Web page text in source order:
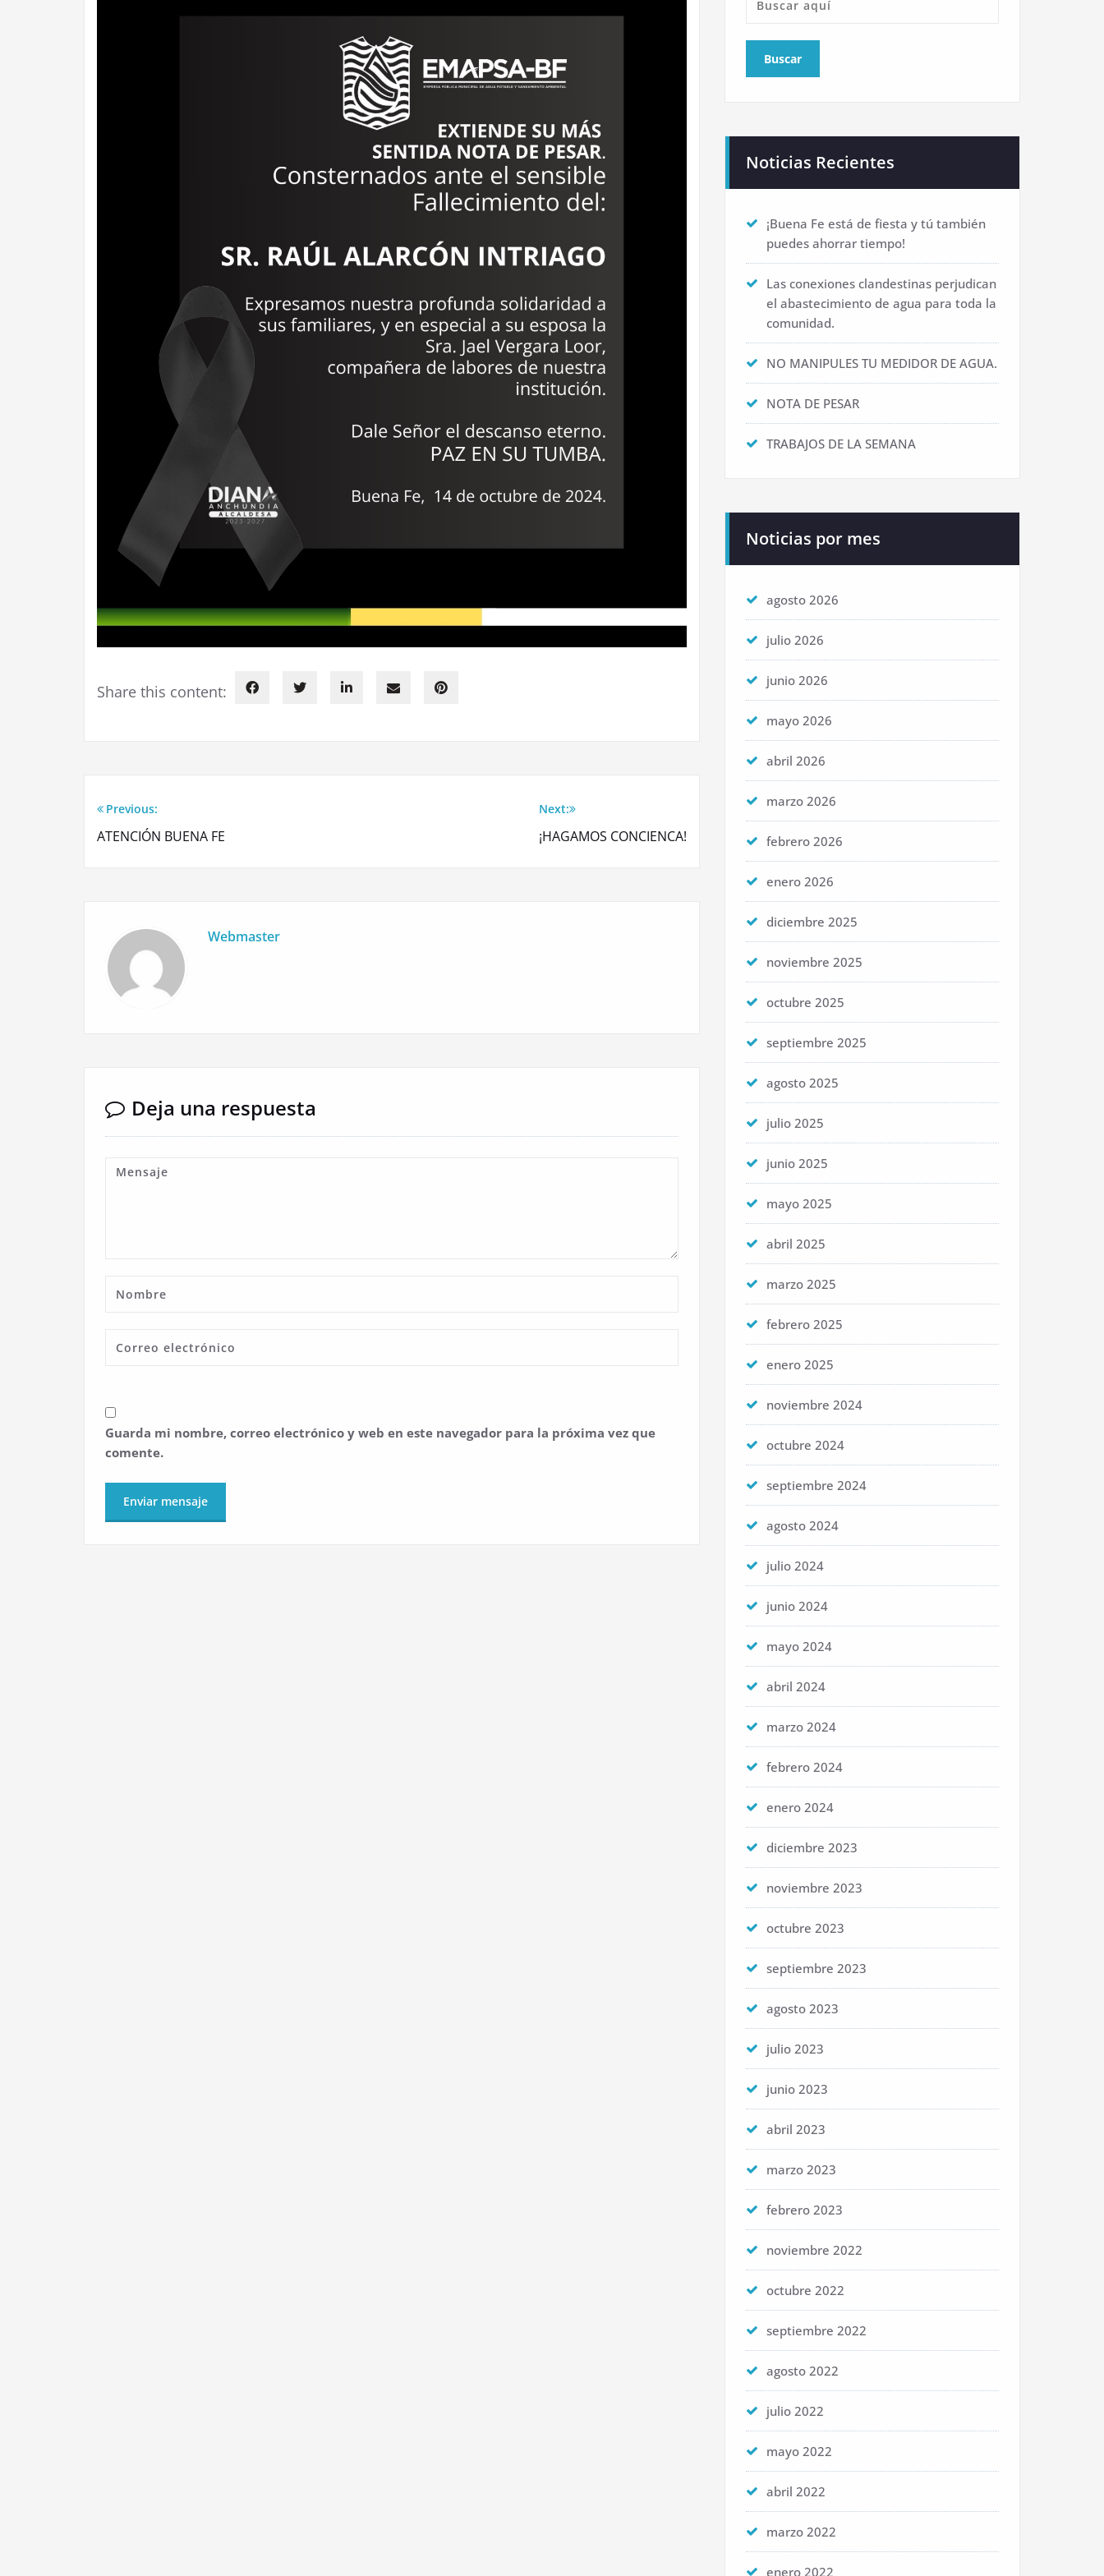
Share this content:
Navegación
Previous:
ATENCIÓN BUENA FE
Next:
¡HAGAMOS CONCIENCA!
Webmaster
Deja una respuesta
Guarda mi nombre, correo electrónico y web en este navegador para la próxima vez que
comente.
Noticias Recientes
¡Buena Fe está de fiesta y tú también
puedes ahorrar tiempo!
Las conexiones clandestinas perjudican
el abastecimiento de agua para toda la
comunidad.
NO MANIPULES TU MEDIDOR DE AGUA.
NOTA DE PESAR
TRABAJOS DE LA SEMANA
Noticias por mes
agosto 2026
julio 2026
junio 2026
mayo 2026
abril 2026
marzo 2026
febrero 2026
enero 2026
diciembre 2025
noviembre 2025
octubre 2025
septiembre 2025
agosto 2025
julio 2025
junio 2025
mayo 2025
abril 2025
marzo 2025
febrero 2025
enero 2025
noviembre 2024
octubre 2024
septiembre 2024
agosto 2024
julio 2024
junio 2024
mayo 2024
abril 2024
marzo 2024
febrero 2024
enero 2024
diciembre 2023
noviembre 2023
octubre 2023
septiembre 2023
agosto 2023
julio 2023
junio 2023
abril 2023
marzo 2023
febrero 2023
noviembre 2022
octubre 2022
septiembre 2022
agosto 2022
julio 2022
mayo 2022
abril 2022
marzo 2022
enero 2022